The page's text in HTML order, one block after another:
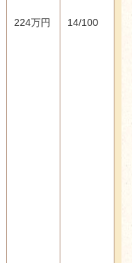
224万円 14/100